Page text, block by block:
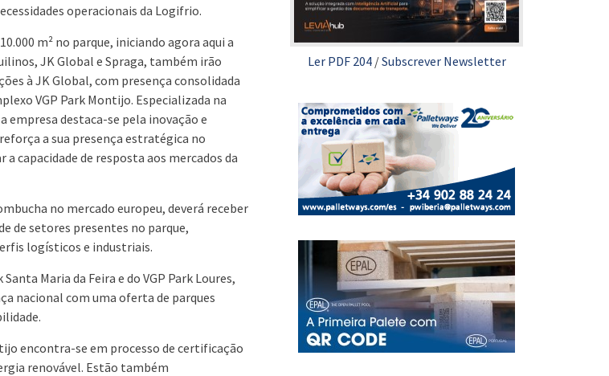
operacionais da Logifrio.
m² no parque, iniciando agora aqui a
JK Global e Spraga, também irão
à JK Global, com presença consolidada
VGP Park Montijo. Especializada na
empresa destaca-se pela inovação e
a sua presença estratégica no
capacidade de resposta aos mercados da
no mercado europeu, deverá receber
de setores presentes no parque,
logísticos e industriais.
Maria da Feira e do VGP Park Loures,
nacional com uma oferta de parques
encontra-se em processo de certificação
renovável. Estão também
Ler PDF 204/Subscrever Newsletter